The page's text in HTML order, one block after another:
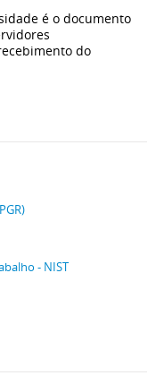
é o documento
do
- NIST